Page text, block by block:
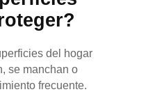
del hogar
se manchan o
frecuente.